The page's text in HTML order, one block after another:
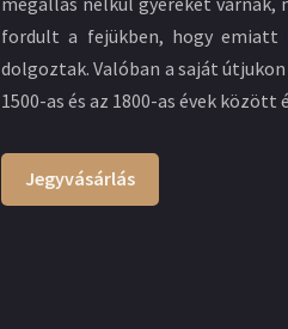
fordult a fejükben, hogy emiatt
dolgoztak. Valóban a saját
1500-as és az 1800-as évek
Jegyvásárlás